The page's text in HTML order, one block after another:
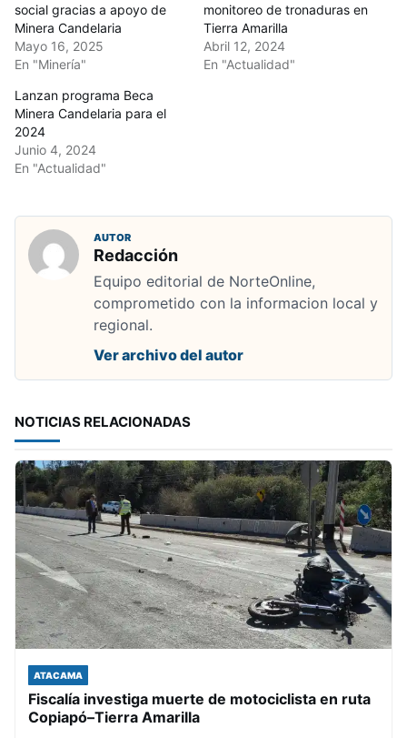
social gracias a apoyo de
Minera Candelaria
Mayo 16, 2025
En "Minería"
monitoreo de tronaduras en
Tierra Amarilla
Abril 12, 2024
En "Actualidad"
Lanzan programa Beca
Minera Candelaria para el
2024
Junio 4, 2024
En "Actualidad"
AUTOR
Redacción
Equipo editorial de NorteOnline,
comprometido con la informacion local y
regional.
Ver archivo del autor
NOTICIAS RELACIONADAS
ATACAMA
Fiscalía investiga muerte de motociclista en ruta
Copiapó–Tierra Amarilla